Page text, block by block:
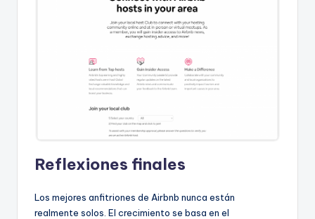
Reflexiones finales
Los mejores anfitriones de Airbnb nunca están
realmente solos. El crecimiento se basa en el